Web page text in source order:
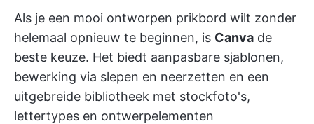
Als je een mooi ontworpen prikbord wilt zonder
helemaal opnieuw te beginnen, is Canva de
beste keuze. Het biedt aanpasbare sjablonen,
bewerking via slepen en neerzetten en een
uitgebreide bibliotheek met stockfoto's,
lettertypes en ontwerpelementen